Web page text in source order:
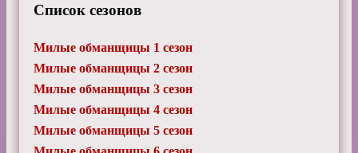
Список сезонов
Милые обманщицы 1 сезон
Милые обманщицы 2 сезон
Милые обманщицы 3 сезон
Милые обманщицы 4 сезон
Милые обманщицы 5 сезон